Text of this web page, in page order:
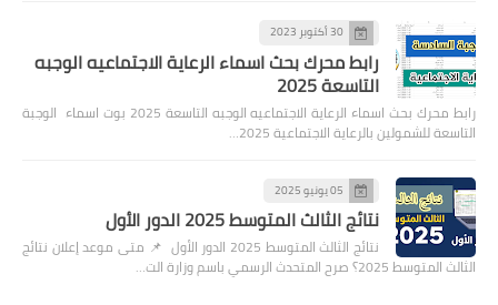
30 أكتوبر 2023
رابط محرك بحث اسماء الرعاية الاجتماعيه الوجبه
التاسعة 2025
رابط محرك بحث اسماء الرعاية الاجتماعيه الوجبه التاسعة 2025 بوت اسماء الوجبة
التاسعة للشمولين بالرعاية الاجتماعية 2025…
05 يونيو 2025
نتائج الثالث المتوسط 2025 الدور الأول
نتائج الثالث المتوسط 2025 الدور الأول 📌 متى موعد إعلان نتائج
الثالث المتوسط 2025؟ صرح المتحدث الرسمي باسم وزارة الت…